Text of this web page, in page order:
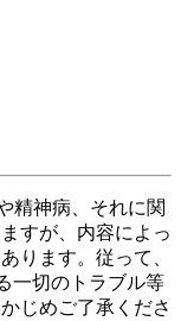
精神病、それに関
すが、内容によっ
ります。従って、
一切のトラブル等
じめご了承くださ